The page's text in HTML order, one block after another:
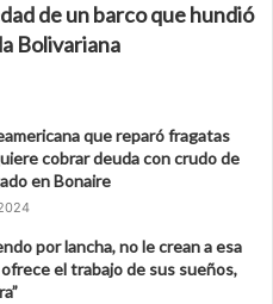
de un barco que hundió
Bolivariana
que reparó fragatas
cobrar deuda con crudo de
en Bonaire
por lancha, no le crean a esa
el trabajo de sus sueños,